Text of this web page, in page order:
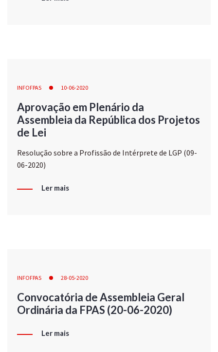
INFOFPAS 10-06-2020
Aprovação em Plenário da
Assembleia da República dos Projetos
de Lei
Resolução sobre a Profissão de Intérprete de LGP (09-
06-2020)
Ler mais
INFOFPAS 28-05-2020
Convocatória de Assembleia Geral
Ordinária da FPAS (20-06-2020)
Ler mais